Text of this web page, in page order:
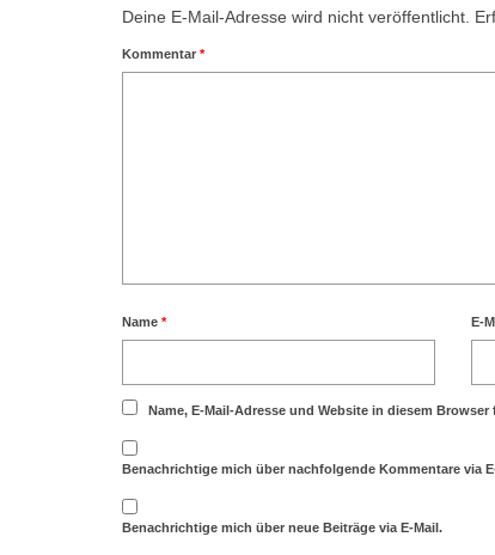
Deine E-Mail-Adresse wird nicht veröffentlicht.
Kommentar *
Name * E-
Name, E-Mail-Adresse und Website in diesem
Benachrichtige mich über nachfolgende Kommentare via
Benachrichtige mich über neue Beiträge via E-Mail.